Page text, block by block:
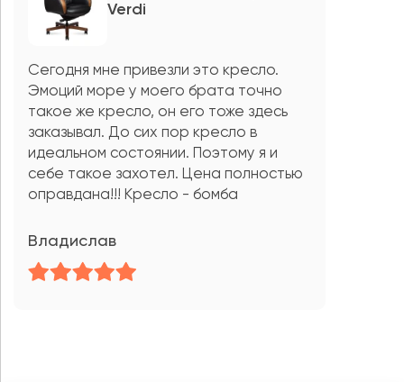
Verdi
Сегодня мне привезли это кресло.
Эмоций море у моего брата точно
такое же кресло, он его тоже здесь
заказывал. До сих пор кресло в
идеальном состоянии. Поэтому я и
себе такое захотел. Цена полностью
оправдана!!! Кресло - бомба
Владислав